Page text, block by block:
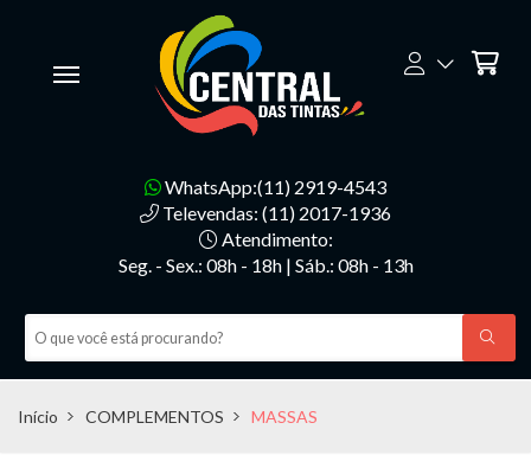
WhatsApp:(11) 2919-4543
Televendas: (11) 2017-1936
Atendimento:
Seg. - Sex.: 08h - 18h | Sáb.: 08h - 13h
Início COMPLEMENTOS MASSAS